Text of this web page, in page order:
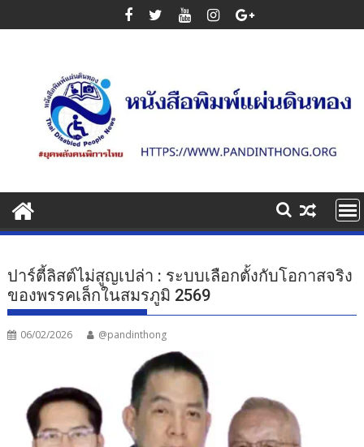
to
ปาร์ตี้ลิสต์ไม่สูญเปล่า : ระบบเลือกตั้งกับโอกาสจริง
ของพรรคเล็กในสมรภูมิ 2569
06/02/2026 @pandinthong